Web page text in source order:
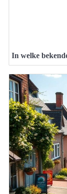
In welke